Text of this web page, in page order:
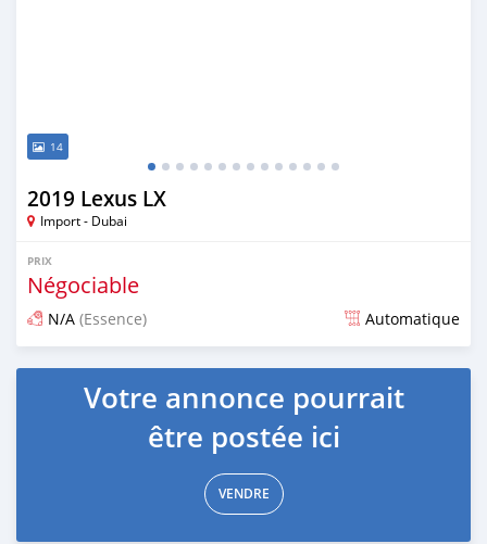
14
2019 Lexus LX
Import - Dubai
PRIX
Négociable
N/A (Essence) Automatique
Publié il y a environ 7 ans
Votre annonce pourrait
être postée ici
VENDRE